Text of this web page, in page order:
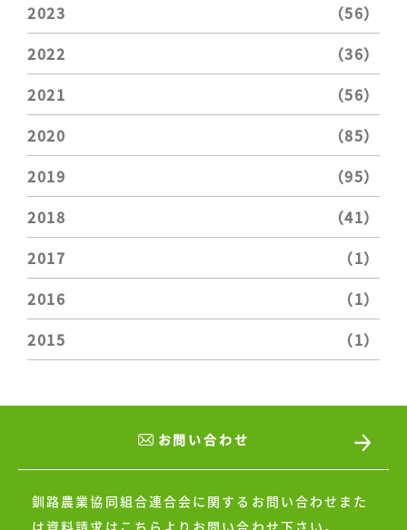
2023
（56）
2022
（36）
2021
（56）
2020
（85）
2019
（95）
2018
（41）
2017
（1）
2016
（1）
2015
（1）
お問い合わせ
釧路農業協同組合連合会に関するお問い合わせまた
は資料請求はこちらよりお問い合わせ下さい。